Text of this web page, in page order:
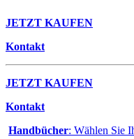
JETZT KAUFEN
Kontakt
JETZT KAUFEN
Kontakt
Handbücher: Wählen Sie